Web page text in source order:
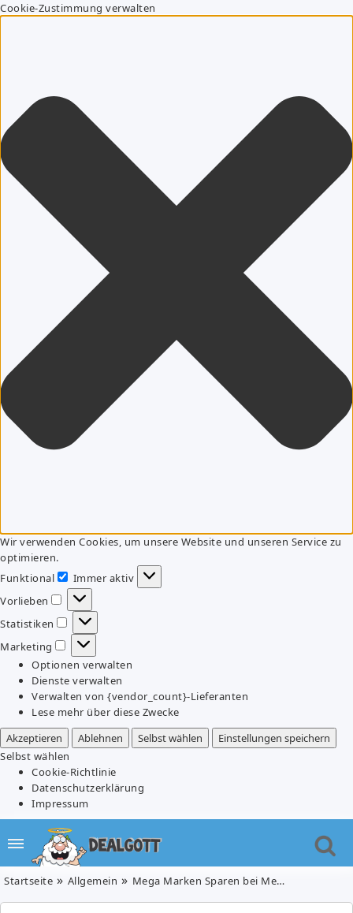
Cookie-Zustimmung verwalten
Wir verwenden Cookies, um unsere Website und unseren Service zu
optimieren.
Funktional
Funktional
Immer aktiv
Vorlieben
Vorlieben
Statistiken
Statistiken
Marketing
Marketing
Optionen verwalten
Dienste verwalten
Verwalten von {vendor_count}-Lieferanten
Lese mehr über diese Zwecke
Akzeptieren
Ablehnen Selbst wählen
Einstellungen speichern
Selbst wählen
Cookie-Richtlinie
Datenschutzerklärung
Impressum
Startseite Allgemein Mega Marken Sparen bei MediaMarkt mit Angeboten von Sony, LG, Philips und Samsung